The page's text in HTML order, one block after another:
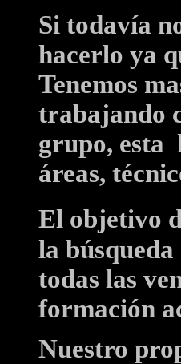
Si todavía
hacerlo ya
Tenemos
trabajando
grupo, esta
áreas,
El objetivo
la
todas las
formación
Nuestro